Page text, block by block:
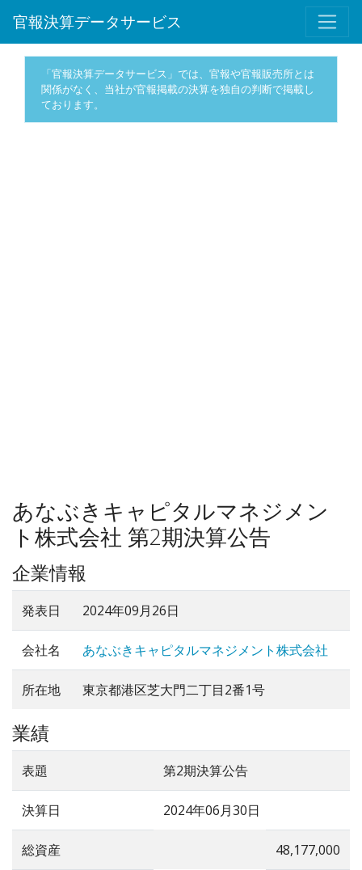
官報決算データサービス
「官報決算データサービス」では、官報や官報販売所とは
関係がなく、当社が官報掲載の決算を独自の判断で掲載し
ております。
あなぶきキャピタルマネジメン
ト株式会社 第2期決算公告
企業情報
発表日 2024年09月26日
会社名 あなぶきキャピタルマネジメント株式会社
所在地 東京都港区芝大門二丁目2番1号
業績
表題 第2期決算公告
決算日 2024年06月30日
総資産 48,177,000